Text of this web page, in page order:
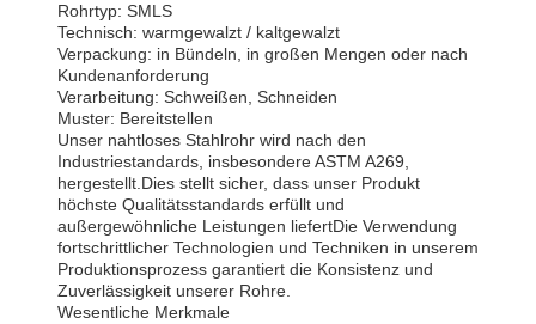
Rohrtyp: SMLS
Technisch: warmgewalzt / kaltgewalzt
Verpackung: in Bündeln, in großen Mengen oder nach
Kundenanforderung
Verarbeitung: Schweißen, Schneiden
Muster: Bereitstellen
Unser nahtloses Stahlrohr wird nach den
Industriestandards, insbesondere ASTM A269,
hergestellt.Dies stellt sicher, dass unser Produkt
höchste Qualitätsstandards erfüllt und
außergewöhnliche Leistungen liefertDie Verwendung
fortschrittlicher Technologien und Techniken in unserem
Produktionsprozess garantiert die Konsistenz und
Zuverlässigkeit unserer Rohre.
Wesentliche Merkmale